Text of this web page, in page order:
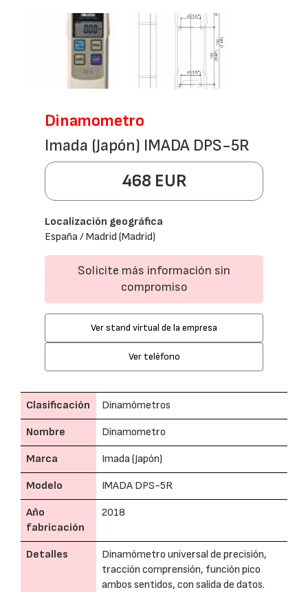
Dinamometro
Imada (Japón) IMADA DPS-5R
468 EUR
Localización geográfica
España / Madrid (Madrid)
Solicite más información sin
compromiso
Ver stand virtual de la empresa
Ver teléfono
Clasificación Dinamómetros
Nombre Dinamometro
Marca Imada (Japón)
Modelo IMADA DPS-5R
Año
fabricación
2018
Detalles
Dinamómetro universal de precisión,
tracción comprensión, función pico
ambos sentidos, con salida de datos.